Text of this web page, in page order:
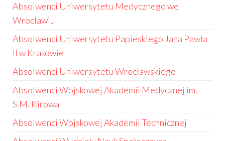
Absolwenci Uniwersytetu Medycznego we
Wrocławiu
Absolwenci Uniwersytetu Papieskiego Jana Pawła
II w Krakowie
Absolwenci Uniwersytetu Wrocławskiego
Absolwenci Wojskowej Akademii Medycznej im.
S.M. Kirowa
Absolwenci Wojskowej Akademii Technicznej